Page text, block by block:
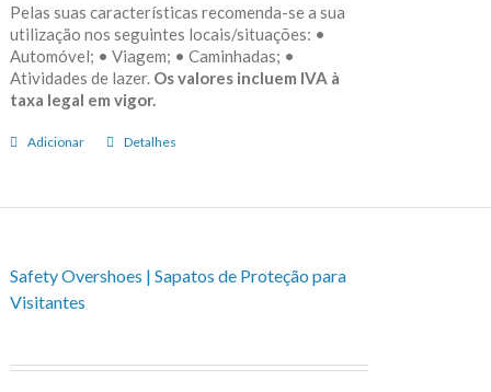
Pelas suas características recomenda-se a sua
utilização nos seguintes locais/situações: •
Automóvel; • Viagem; • Caminhadas; •
Atividades de lazer. Os valores incluem IVA à
taxa legal em vigor.
Adicionar Detalhes
Safety Overshoes | Sapatos de Proteção para
Visitantes